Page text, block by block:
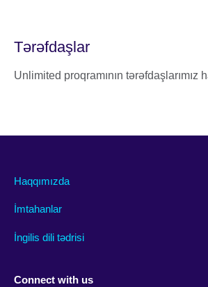
Tərəfdaşlar
Unlimited proqramının tərəfdaşlarımız
Haqqımızda
İmtahanlar
İngilis dili tədrisi
Connect with us